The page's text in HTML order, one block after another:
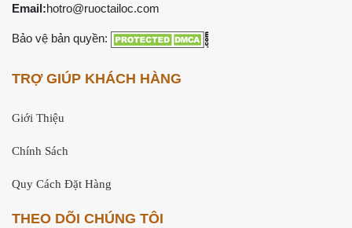
Email:hotro@ruoctailoc.com
Bảo vệ bản quyền:
TRỢ GIÚP KHÁCH HÀNG
Giới Thiệu
Chính Sách
Quy Cách Đặt Hàng
THEO DÕI CHÚNG TÔI